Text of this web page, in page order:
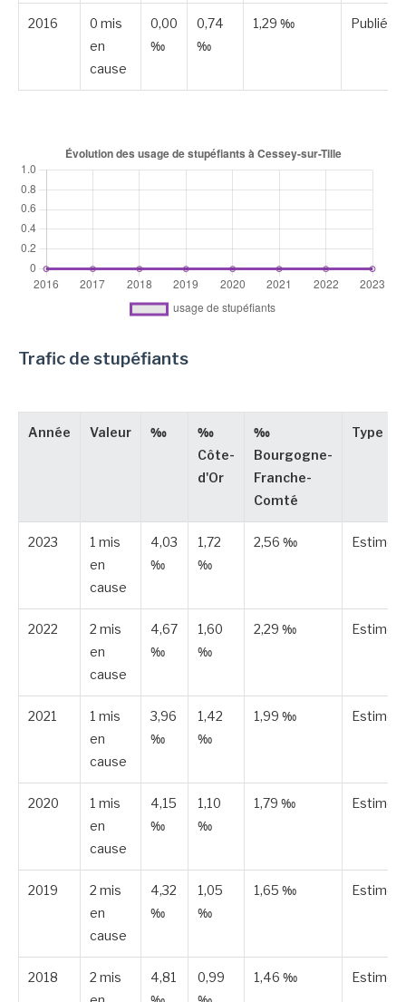
2016
0 mis
en
cause
0,00
‰
0,74
‰
1,29 ‰ Publiée
Trafic de stupéfiants
Année Valeur ‰
‰
Côte-
d'Or
‰
Bourgogne-
Franche-
Comté
Type
2023
1 mis
en
cause
4,03
‰
1,72
‰
2,56 ‰ Estimée
2022
2 mis
en
cause
4,67
‰
1,60
‰
2,29 ‰ Estimée
2021
1 mis
en
cause
3,96
‰
1,42
‰
1,99 ‰ Estimée
2020
1 mis
en
cause
4,15
‰
1,10
‰
1,79 ‰ Estimée
2019
2 mis
en
cause
4,32
‰
1,05
‰
1,65 ‰ Estimée
2018
2 mis
4,81
0,99
1,46 ‰ Estimée